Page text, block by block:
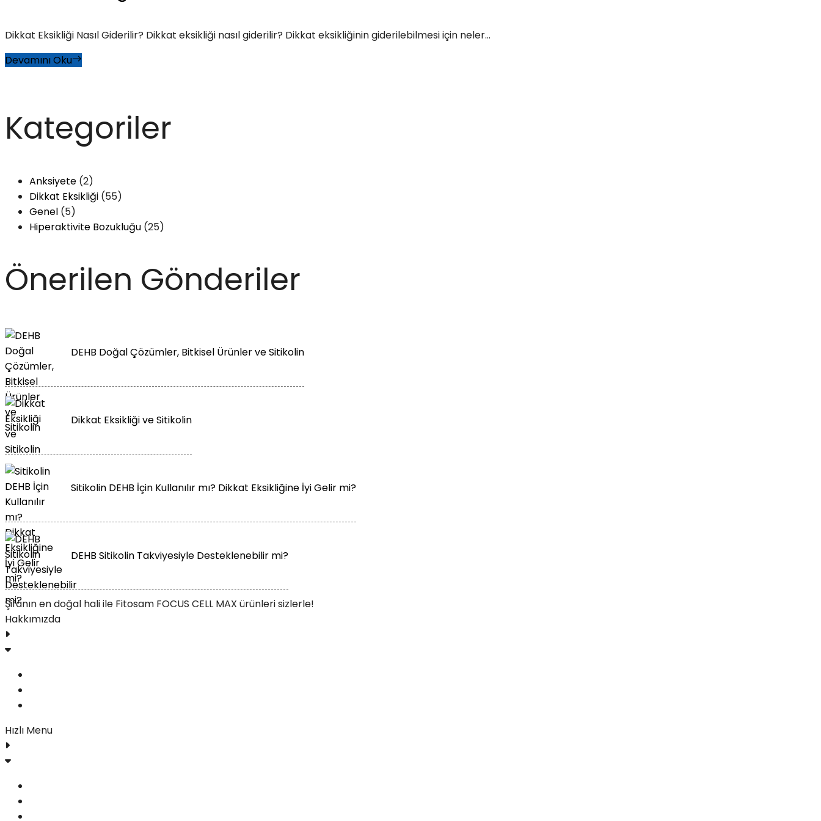
Dikkat Eksikliği Nasıl Giderilir? Dikkat eksikliği nasıl giderilir? Dikkat eksikliğinin giderilebilmesi için neler...
Devamını Oku
Kategoriler
Anksiyete (2)
Dikkat Eksikliği (55)
Genel (5)
Hiperaktivite Bozukluğu (25)
Önerilen Gönderiler
DEHB Doğal Çözümler, Bitkisel Ürünler ve Sitikolin
Dikkat Eksikliği ve Sitikolin
Sitikolin DEHB İçin Kullanılır mı? Dikkat Eksikliğine İyi Gelir mi?
DEHB Sitikolin Takviyesiyle Desteklenebilir mi?
Şifanın en doğal hali ile Fitosam FOCUS CELL MAX ürünleri sizlerle!
Hakkımızda
Hızlı Menu